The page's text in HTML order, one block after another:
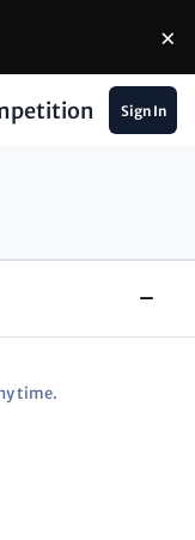
×
Sign In
time.